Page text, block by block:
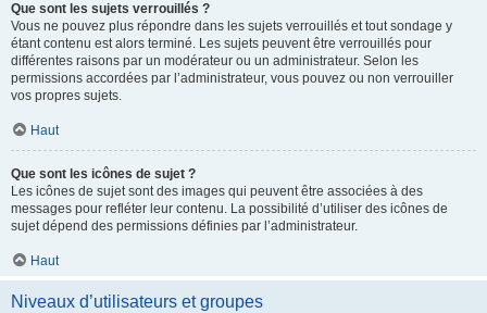
Que sont les sujets verrouillés ?
Vous ne pouvez plus répondre dans les sujets verrouillés et tout sondage y
étant contenu est alors terminé. Les sujets peuvent être verrouillés pour
différentes raisons par un modérateur ou un administrateur. Selon les
permissions accordées par l’administrateur, vous pouvez ou non verrouiller
vos propres sujets.
Haut
Que sont les icônes de sujet ?
Les icônes de sujet sont des images qui peuvent être associées à des
messages pour refléter leur contenu. La possibilité d’utiliser des icônes de
sujet dépend des permissions définies par l’administrateur.
Haut
Niveaux d’utilisateurs et groupes